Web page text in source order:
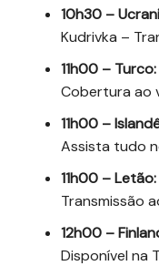
10h30 –
Kudrivka –
11h00 – Turco:
Cobertura ao
11h00 –
Assista tudo
11h00 – Letão:
Transmissão
12h00 –
Disponível na